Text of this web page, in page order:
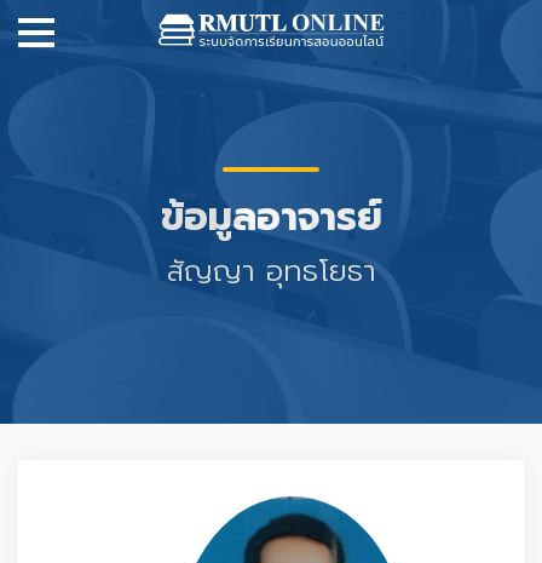
ข้อมูลอาจารย์
สัญญา อุทธโยธา